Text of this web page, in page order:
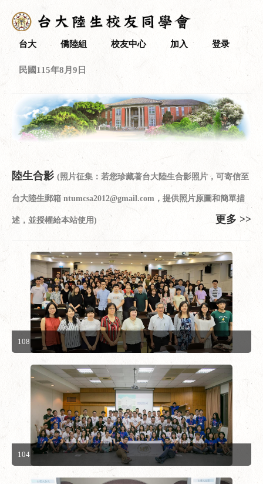
台大 僑陸組 校友中心 加入 登录
民國115年8月9日
陸生合影 (照片征集：若您珍藏著台大陸生合影照片，可寄信至
台大陸生郵箱 ntumcsa2012@gmail.com，提供照片原圖和簡單描
述，並授權給本站使用) 更多 >>
108
104